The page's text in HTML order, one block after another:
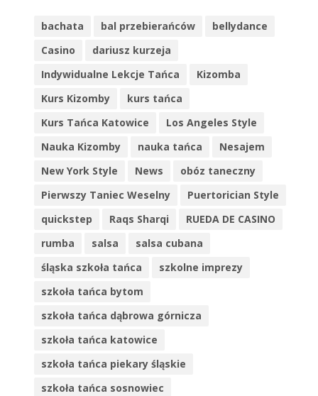
bachata bal przebierańców
bellydance
Casino
dariusz kurzeja
Indywidualne Lekcje Tańca
Kizomba
Kurs Kizomby
kurs tańca
Kurs Tańca Katowice
Los Angeles Style
Nauka Kizomby
nauka tańca
Nesajem
New York Style
News
obóz taneczny
Pierwszy Taniec Weselny
Puertorician Style
quickstep
Raqs Sharqi
RUEDA DE CASINO
rumba
salsa
salsa cubana
śląska szkoła tańca
szkolne imprezy
szkoła tańca bytom
szkoła tańca dąbrowa górnicza
szkoła tańca katowice
szkoła tańca piekary śląskie
szkoła tańca sosnowiec